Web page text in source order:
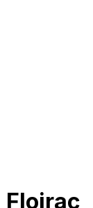
Floirac